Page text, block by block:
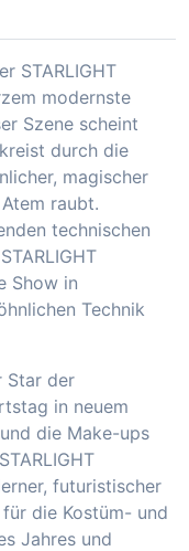
STARLIGHT
modernste
Szene scheint
durch die
magischer
raubt.
technischen
Show in
Technik
Star der
in neuem
die Make-ups
futuristischer
die Kostüm- und
Jahres und